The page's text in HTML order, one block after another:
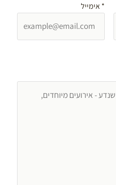
*אימייל